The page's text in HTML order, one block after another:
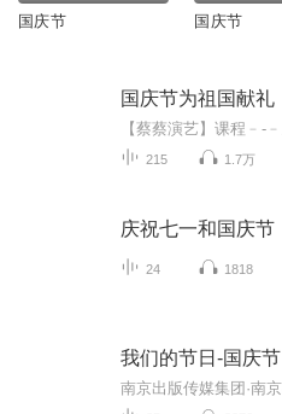
国庆节 国庆节
国庆节为祖国献礼
215 1.7万
庆祝七一和国庆节
24 1818
我们的节日-国庆节